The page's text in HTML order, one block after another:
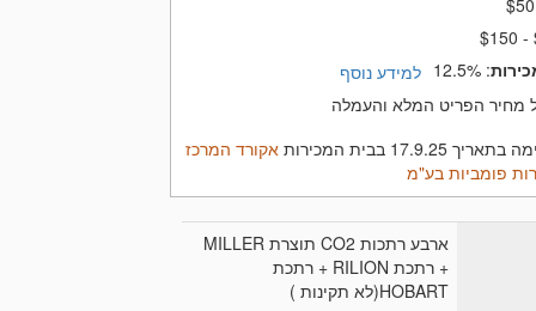
$50
$150 -
:
12.5%
למידע נוסף
מחיר הפריט המלא והעמלה
בבית המכירות
אקורד המרכז
פומביות בע"מ
ארבע רתכות CO2 תוצרת MILLER
+ רתכת RILION + רתכת
HOBART(לא תקינות )